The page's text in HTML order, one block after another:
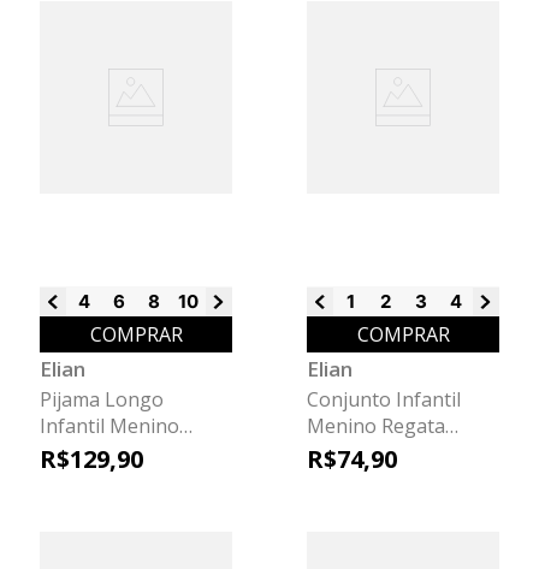
4 6 8 10 12
COMPRAR
Elian
Pijama Longo
Infantil Menino
Fantasminha Elian
R$129,90
1 2 3 4 6
COMPRAR
Elian
Conjunto Infantil
Menino Regata
Sport Elian Cinza
R$74,90